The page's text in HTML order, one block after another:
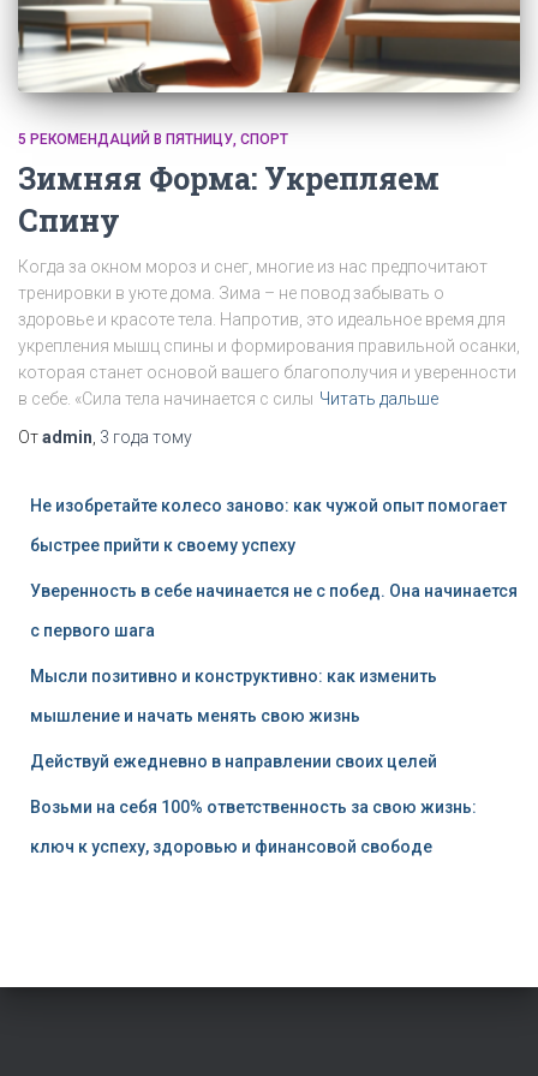
5 РЕКОМЕНДАЦИЙ В ПЯТНИЦУ СПОРТ
Зимняя Форма: Укрепляем
Спину
Когда за окном мороз и снег, многие из нас предпочитают
тренировки в уюте дома. Зима – не повод забывать о
здоровье и красоте тела. Напротив, это идеальное время для
укрепления мышц спины и формирования правильной осанки,
которая станет основой вашего благополучия и уверенности
в себе. «Сила тела начинается с силы Читать дальше
Отadmin 3 года тому
Не изобретайте колесо заново: как чужой опыт помогает
быстрее прийти к своему успеху
Уверенность в себе начинается не с побед. Она начинается
с первого шага
Мысли позитивно и конструктивно: как изменить
мышление и начать менять свою жизнь
Действуй ежедневно в направлении своих целей
Возьми на себя 100% ответственность за свою жизнь:
ключ к успеху, здоровью и финансовой свободе